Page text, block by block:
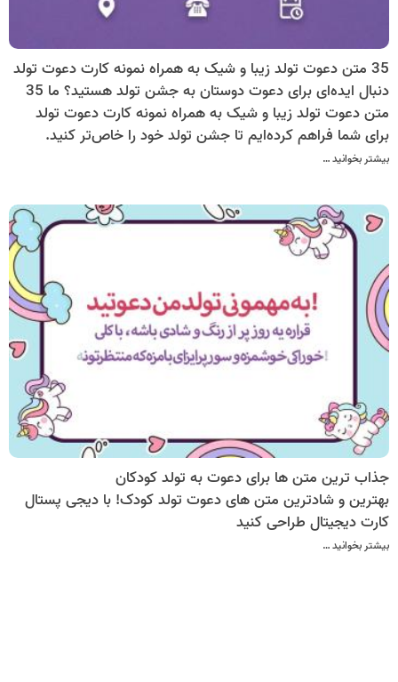
35 متن دعوت تولد زیبا و شیک به همراه نمونه کارت دعوت تولد
دنبال ایده‌ای برای دعوت دوستان به جشن تولد هستید؟ ما 35
متن دعوت تولد زیبا و شیک به همراه نمونه کارت دعوت تولد
برای شما فراهم کرده‌ایم تا جشن تولد خود را خاص‌تر کنید.
بیشتر بخوانید …
جذاب ترین متن ها برای دعوت به تولد کودکان
بهترین و شادترین متن های دعوت تولد کودک! با دیجی پستال
کارت دیجیتال طراحی کنید
بیشتر بخوانید …